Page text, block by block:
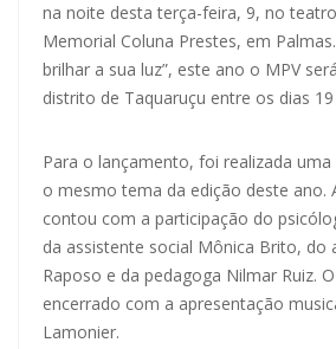
na noite desta terça-feira, 9, no
Memorial Coluna Prestes, em
brilhar a sua luz”, este ano o MPV
distrito de Taquaruçu entre os dias
Para o lançamento, foi realizada
o mesmo tema da edição deste ano.
contou com a participação do
da assistente social Mônica Brito, do
Raposo e da pedagoga Nilmar Ruiz.
encerrado com a apresentação
Lamonier.